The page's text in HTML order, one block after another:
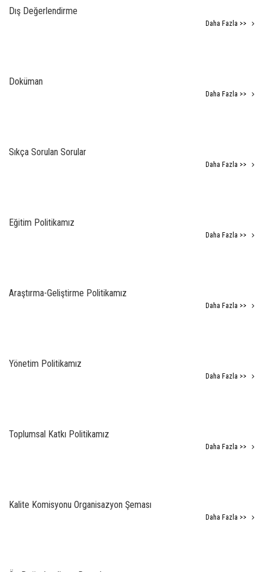
Dış Değerlendirme
Daha Fazla >>
Doküman
Daha Fazla >>
Sıkça Sorulan Sorular
Daha Fazla >>
Eğitim Politikamız
Daha Fazla >>
Araştırma-Geliştirme Politikamız
Daha Fazla >>
Yönetim Politikamız
Daha Fazla >>
Toplumsal Katkı Politikamız
Daha Fazla >>
Kalite Komisyonu Organisazyon Şeması
Daha Fazla >>